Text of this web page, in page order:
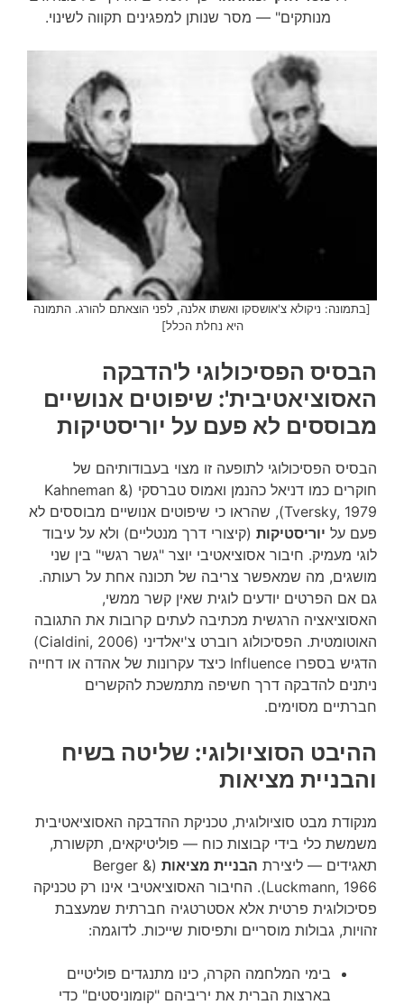
מנותקים" — מסר שנותן למפגינים תקווה לשינוי.
[בתמונה: ניקולא צ'אושסקו ואשתו אלנה, לפני הוצאתם להורג. התמונה
היא נחלת הכלל]
הבסיס הפסיכולוגי ל'הדבקה
האסוציאטיבית': שיפוטים אנושיים
מבוססים לא פעם על יוריסטיקות
הבסיס הפסיכולוגי לתופעה זו מצוי בעבודותיהם של
חוקרים כמו דניאל כהנמן ואמוס טברסקי (Kahneman &
Tversky, 1979), שהראו כי שיפוטים אנושיים מבוססים לא
פעם על יוריסטיקות (קיצורי דרך מנטליים) ולא על עיבוד
לוגי מעמיק. חיבור אסוציאטיבי יוצר "גשר רגשי" בין שני
מושגים, מה שמאפשר צריבה של תכונה אחת על רעותה.
גם אם הפרטים יודעים לוגית שאין קשר ממשי,
האסוציאציה הרגשית מכתיבה לעתים קרובות את התגובה
האוטומטית. הפסיכולוג רוברט צ'יאלדיני (Cialdini, 2006)
הדגיש בספרו Influence כיצד עקרונות של אהדה או דחייה
ניתנים להדבקה דרך חשיפה מתמשכת להקשרים
חברתיים מסוימים.
ההיבט הסוציולוגי: שליטה בשיח
והבניית מציאות
מנקודת מבט סוציולוגית, טכניקת ההדבקה האסוציאטיבית
משמשת כלי בידי קבוצות כוח — פוליטיקאים, תקשורת,
תאגידים — ליצירת הבניית מציאות (Berger &
Luckmann, 1966). החיבור האסוציאטיבי אינו רק טכניקה
פסיכולוגית פרטית אלא אסטרטגיה חברתית שמעצבת
זהויות, גבולות מוסריים ותפיסות שייכות. לדוגמה:
בימי המלחמה הקרה, כינו מתנגדים פוליטיים
בארצות הברית את יריביהם "קומוניסטים" כדי